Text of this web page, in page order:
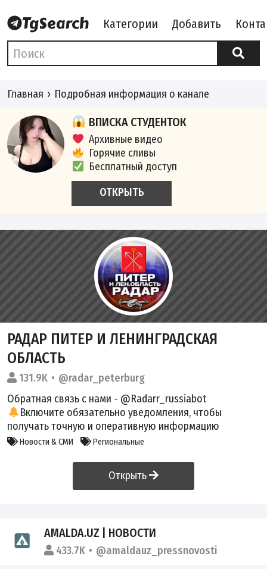
Категории Добавить
Главная Подробная информация о канале
ВПИСКА СТУДЕНТОК
Архивные видео
Горячие сливы
Бесплатный доступ
ОТКРЫТЬ
РАДАР ПИТЕР И ЛЕНИНГРАДСКАЯ
ОБЛАСТЬ
131.9K
@radar_peterburg
Обратная связь с нами - @Radarr_russiabot
Включите обязательно уведомления, чтобы
получать точную и оперативную информацию
Новости & СМИ Региональные
Открыть
AMALDA.UZ | НОВОСТИ
433.7K @amaldauz_pressnovosti